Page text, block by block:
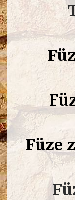
Füze